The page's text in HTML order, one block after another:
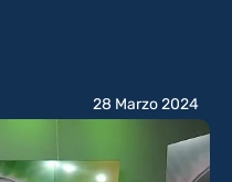
28 Marzo 2024